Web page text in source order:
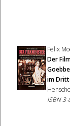
Felix
Der
im
ISBN